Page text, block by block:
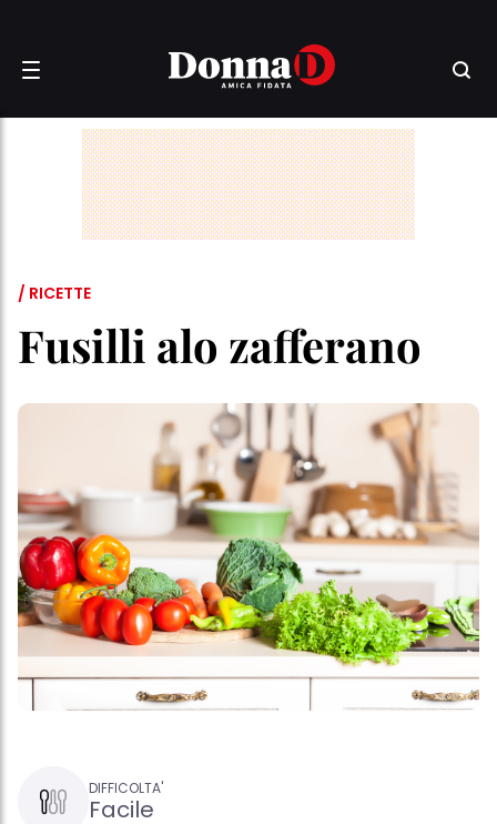
/ RICETTE
Fusilli alo zafferano
DIFFICOLTA'
Facile